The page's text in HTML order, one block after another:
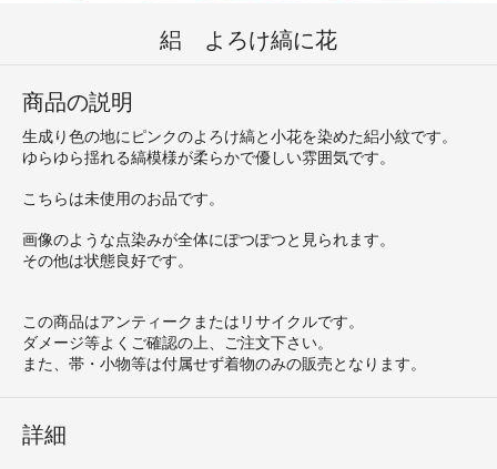
絽 よろけ縞に花
商品の説明
生成り色の地にピンクのよろけ縞と小花を染めた絽小紋です。
ゆらゆら揺れる縞模様が柔らかで優しい雰囲気です。
こちらは未使用のお品です。
画像のような点染みが全体にぽつぽつと見られます。
その他は状態良好です。
この商品はアンティークまたはリサイクルです。
ダメージ等よくご確認の上、ご注文下さい。
また、帯・小物等は付属せず着物のみの販売となります。
詳細